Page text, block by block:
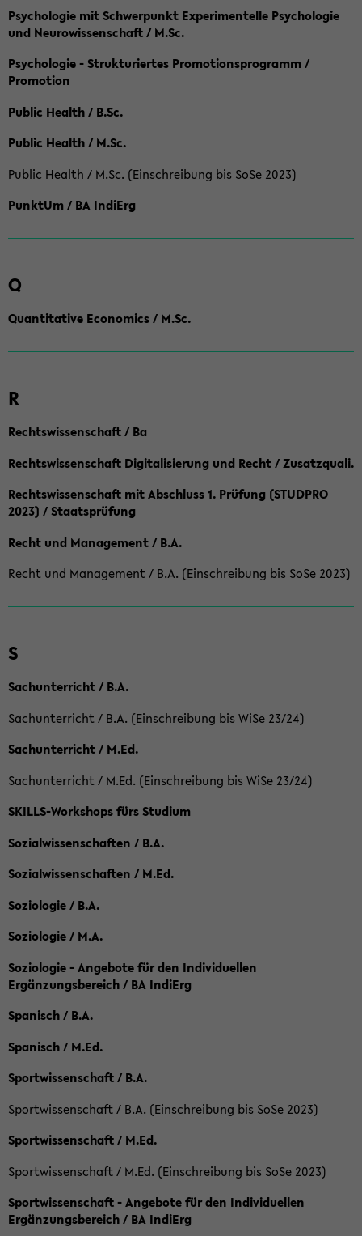
Psychologie mit Schwerpunkt Experimentelle Psychologie
und Neurowissenschaft / M.Sc.
Psychologie - Strukturiertes Promotionsprogramm /
Promotion
Public Health / B.Sc.
Public Health / M.Sc.
Public Health / M.Sc. (Einschreibung bis SoSe 2023)
PunktUm / BA IndiErg
Q
Quantitative Economics / M.Sc.
R
Rechtswissenschaft / Ba
Rechtswissenschaft Digitalisierung und Recht / Zusatzquali.
Rechtswissenschaft mit Abschluss 1. Prüfung (STUDPRO
2023) / Staatsprüfung
Recht und Management / B.A.
Recht und Management / B.A. (Einschreibung bis SoSe 2023)
S
Sachunterricht / B.A.
Sachunterricht / B.A. (Einschreibung bis WiSe 23/24)
Sachunterricht / M.Ed.
Sachunterricht / M.Ed. (Einschreibung bis WiSe 23/24)
SKILLS-Workshops fürs Studium
Sozialwissenschaften / B.A.
Sozialwissenschaften / M.Ed.
Soziologie / B.A.
Soziologie / M.A.
Soziologie - Angebote für den Individuellen
Ergänzungsbereich / BA IndiErg
Spanisch / B.A.
Spanisch / M.Ed.
Sportwissenschaft / B.A.
Sportwissenschaft / B.A. (Einschreibung bis SoSe 2023)
Sportwissenschaft / M.Ed.
Sportwissenschaft / M.Ed. (Einschreibung bis SoSe 2023)
Sportwissenschaft - Angebote für den Individuellen
Ergänzungsbereich / BA IndiErg